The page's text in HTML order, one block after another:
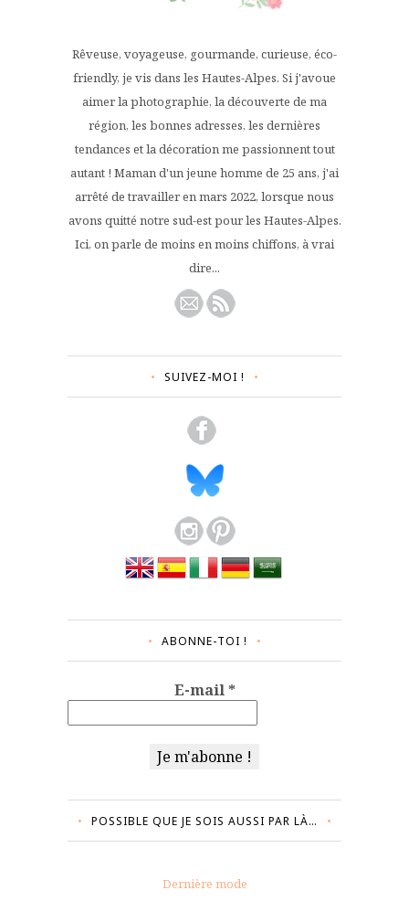
Rêveuse, voyageuse, gourmande, curieuse, éco-
friendly, je vis dans les Hautes-Alpes. Si j'avoue
aimer la photographie, la découverte de ma
région, les bonnes adresses, les dernières
tendances et la décoration me passionnent tout
autant ! Maman d'un jeune homme de 25 ans, j'ai
arrêté de travailler en mars 2022, lorsque nous
avons quitté notre sud-est pour les Hautes-Alpes.
Ici, on parle de moins en moins chiffons, à vrai
dire...
SUIVEZ-MOI !
ABONNE-TOI !
E-mail*
POSSIBLE QUE JE SOIS AUSSI PAR LÀ…
Dernière mode